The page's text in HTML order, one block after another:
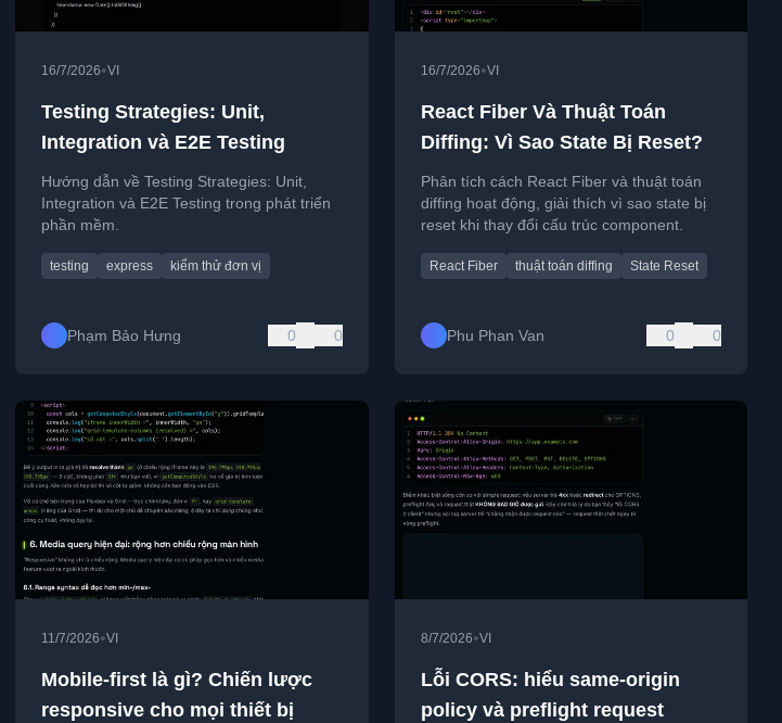
16/7/2026•VI
Testing Strategies: Unit,
Integration và E2E Testing
Hướng dẫn về Testing Strategies: Unit,
Integration và E2E Testing trong phát triển
phần mềm.
testing express kiểm thử đơn vị
Phạm Bảo Hưng 0 0
16/7/2026•VI
React Fiber Và Thuật Toán
Diffing: Vì Sao State Bị Reset?
Phân tích cách React Fiber và thuật toán
diffing hoạt động, giải thích vì sao state bị
reset khi thay đổi cấu trúc component.
React Fiber thuật toán diffing State Reset
Phu Phan Van 0 0
11/7/2026•VI
Mobile-first là gì? Chiến lược
responsive cho mọi thiết bị
8/7/2026•VI
Lỗi CORS: hiểu same-origin
policy và preflight request